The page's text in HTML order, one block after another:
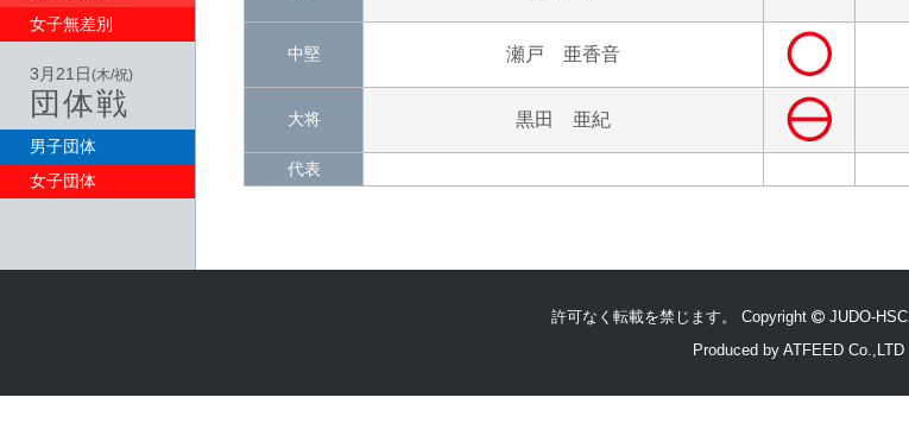
女子無差別
3月21日(木/祝)
団体戦
男子団体
女子団体
中堅 瀬戸 亜香音
大将 黒田 亜紀
代表
許可なく転載を禁じます。 Copyright JUDO-HSC.
Produced by ATFEED Co.,LTD